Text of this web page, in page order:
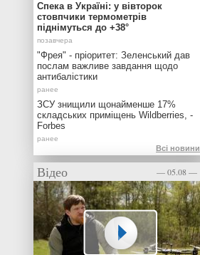
Спека в Україні: у вівторок
стовпчики термометрів
піднімуться до +38°
"Фрея" - пріоритет: Зеленський дав
послам важливе завдання щодо
антибалістики
ЗСУ знищили щонайменше 17%
складських приміщень Wildberries, -
Forbes
Всі новини
Відео — 05.08 —